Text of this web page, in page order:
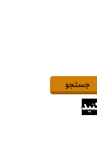
جستجو